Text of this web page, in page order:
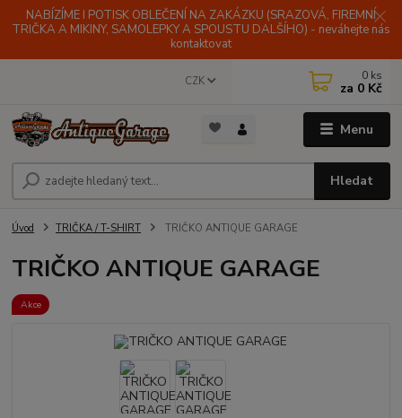
NABÍZÍME I POTISK OBLEČENÍ NA ZAKÁZKU (SRAZOVÁ, FIREMNÍ
TRIČKA A MIKINY, SAMOLEPKY A SPOUSTU DALŠÍHO) - neváhejte nás
kontaktovat
Menu
CZK
Hledat
0 ks
za 0 Kč
Úvod TRIČKA / T-SHIRT TRIČKO ANTIQUE GARAGE
TRIČKO ANTIQUE GARAGE
Akce